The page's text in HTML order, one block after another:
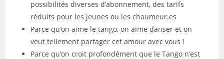
possibilités diverses d’abonnement, des tarifs
réduits pour les jeunes ou les chaumeur.es
Parce qu’on aime le tango, on aime danser et on
veut tellement partager cet amour avec vous !
Parce qu’on croit profondément que le Tango n’est